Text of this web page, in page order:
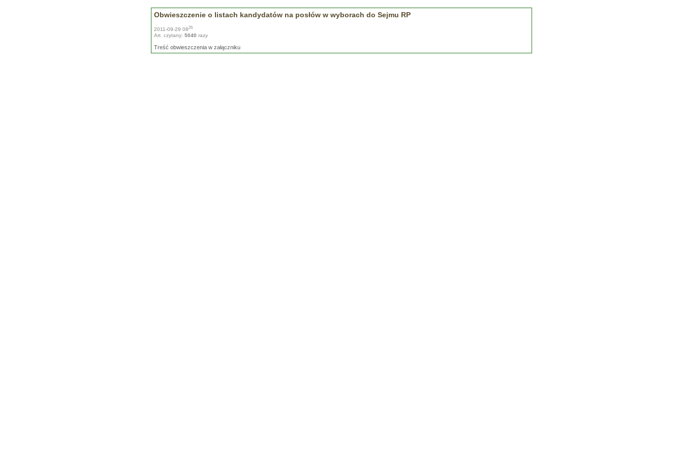
Obwieszczenie o listach kandydatów na posłów w wyborach do Sejmu RP
2011-09-29 0825
Art. czytany: 5040 razy
Treść obwieszczenia w załączniku